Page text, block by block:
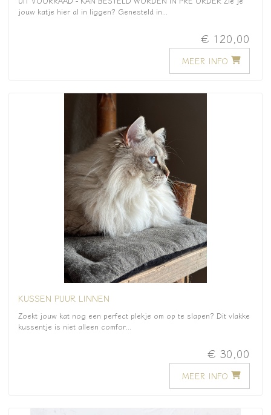
jouw katje hier al in liggen? Genesteld in...
€ 120,00
MEER INFO
KUSSEN PUUR LINNEN
Zoekt jouw kat nog een perfect plekje om op te slapen? Dit vlakke
kussentje is niet alleen comfor...
€ 30,00
MEER INFO